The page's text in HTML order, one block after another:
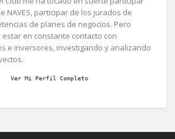
NAVES, participar de los jurados de
de planes de negocios. Pero
en constante contacto con
e inversores, investigando y analizando
Ver Mi Perfil Completo